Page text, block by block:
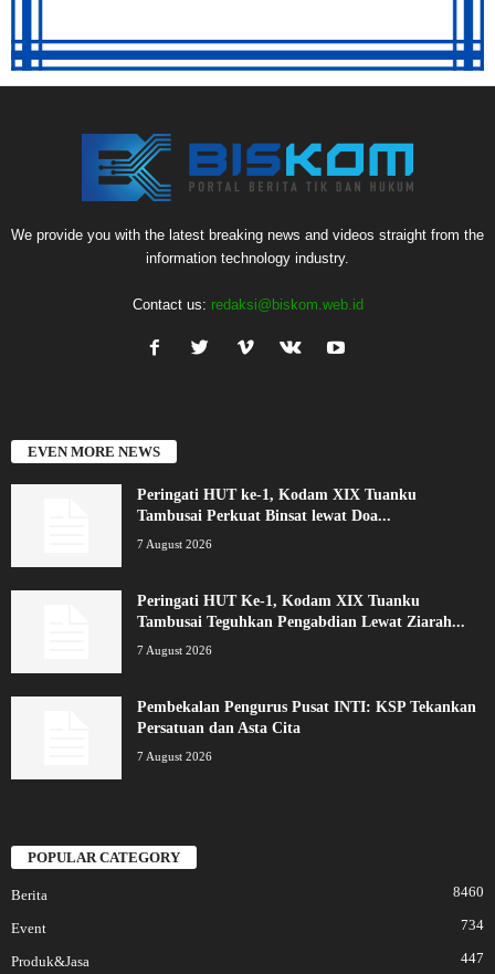
We provide you with the latest breaking news and videos straight from the
information technology industry.
Contact us: redaksi@biskom.web.id
EVEN MORE NEWS
Peringati HUT ke-1, Kodam XIX Tuanku
Tambusai Perkuat Binsat lewat Doa...
7 August 2026
Peringati HUT Ke-1, Kodam XIX Tuanku
Tambusai Teguhkan Pengabdian Lewat Ziarah...
7 August 2026
Pembekalan Pengurus Pusat INTI: KSP Tekankan
Persatuan dan Asta Cita
7 August 2026
POPULAR CATEGORY
Berita 8460
Event 734
Produk&Jasa 447